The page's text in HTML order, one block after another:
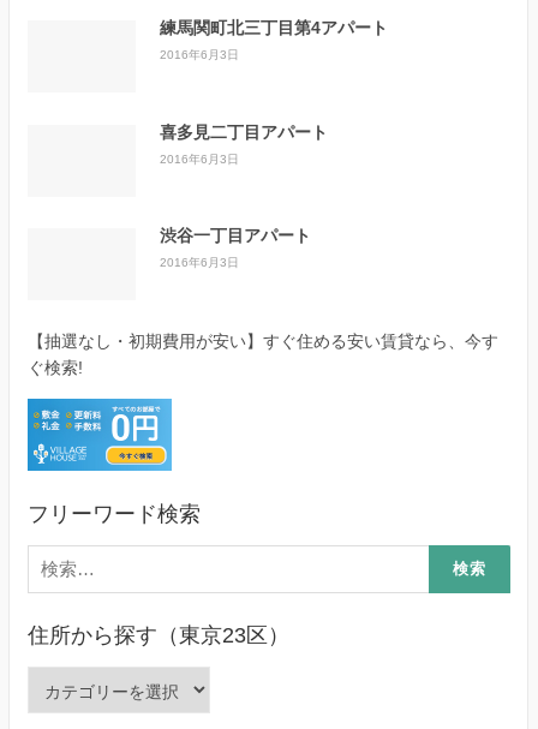
練馬関町北三丁目第4アパート
2016年6月3日
喜多見二丁目アパート
2016年6月3日
渋谷一丁目アパート
2016年6月3日
【抽選なし・初期費用が安い】すぐ住める安い賃貸なら、今す
ぐ検索!
フリーワード検索
検
索:
住所から探す（東京23区）